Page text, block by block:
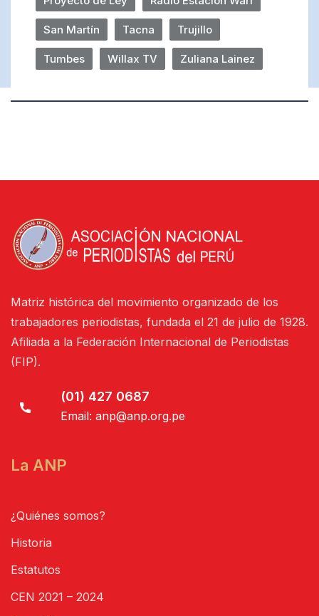
San Martín Tacna Trujillo
Tumbes Willax TV Zuliana Lainez
Matriz histórica del movimiento organizado de los
trabajadores periodistas, fundada el 21 de julio de 1928.
Afiliada a la Federación Internacional de Periodistas
(FIP).
(01) 427 0687
Email: anp@anp.org.pe
La ANP
¿Quiénes somos?
Historia
Estatutos
CEN 2021 – 2024